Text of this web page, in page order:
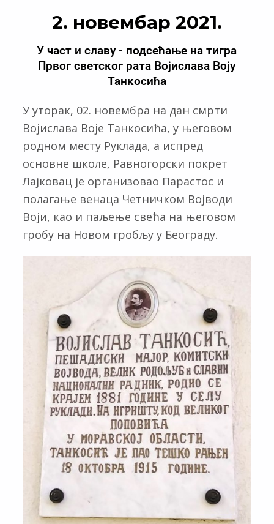
2. новембар 2021.
У част и славу - подсећање на тигра
Првог светског рата Војислава Воју
Танкосића
У уторак, 02. новембра на дан смрти
Војислава Воје Танкосића, у његовом
родном месту Руклада, а испред
основне школе, Равногорски покрет
Лајковац је организовао Парастос и
полагање венаца Четничком Војводи
Воји, као и паљење свећа на његовом
гробу на Новом гробљу у Београду.